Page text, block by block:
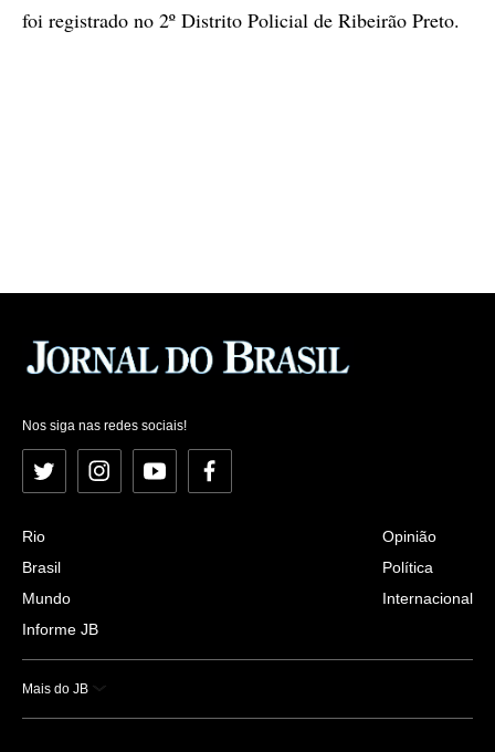
foi registrado no 2º Distrito Policial de Ribeirão Preto.
Nos siga nas redes sociais!
Twitter InstagramYouTubeFacebook
Rio
Brasil
Mundo
Informe JB
Opinião
Política
Internacional
Mais do JB
Esportes